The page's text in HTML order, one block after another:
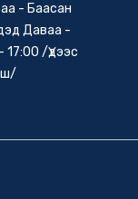
- Баасан
Даваа -
17:00 /Үдээс